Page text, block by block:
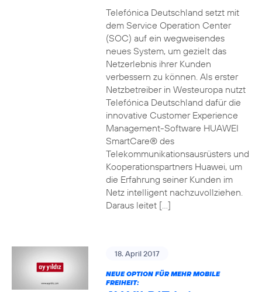
Telefónica Deutschland setzt mit
dem Service Operation Center
(SOC) auf ein wegweisendes
neues System, um gezielt das
Netzerlebnis ihrer Kunden
verbessern zu können. Als erster
Netzbetreiber in Westeuropa nutzt
Telefónica Deutschland dafür die
innovative Customer Experience
Management-Software HUAWEI
SmartCare® des
Telekommunikationsausrüsters und
Kooperationspartners Huawei, um
die Erfahrung seiner Kunden im
Netz intelligent nachzuvollziehen.
Daraus leitet […]
18. April 2017
NEUE OPTION FÜR MEHR MOBILE
FREIHEIT: